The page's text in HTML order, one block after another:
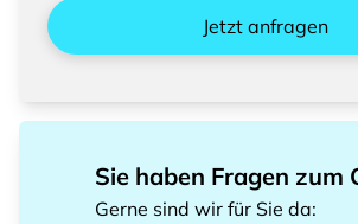
Jetzt anfragen
Sie haben Fragen zum
Gerne sind wir für Sie da: